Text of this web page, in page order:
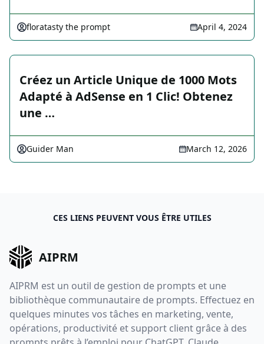
floratasty the prompt April 4, 2024
Créez un Article Unique de 1000 Mots
Adapté à AdSense en 1 Clic! Obtenez
une …
Guider Man March 12, 2026
CES LIENS PEUVENT VOUS ÊTRE UTILES
AIPRM
AIPRM est un outil de gestion de prompts et une
bibliothèque communautaire de prompts. Effectuez en
quelques minutes vos tâches en marketing, vente,
opérations, productivité et support client grâce à des